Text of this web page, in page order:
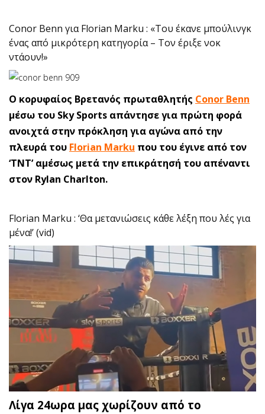
Conor Benn για Florian Marku : «Του έκανε μπούλινγκ
ένας από μικρότερη κατηγορία – Τον έριξε νοκ
ντάουν!»
O κορυφαίος Βρετανός πρωταθλητής Conor Benn
μέσω του Sky Sports απάντησε για πρώτη φορά
ανοιχτά στην πρόκληση για αγώνα από την
πλευρά του Florian Marku που του έγινε από τον
‘TNT’ αμέσως μετά την επικράτησή του απέναντι
στον Rylan Charlton.
Florian Marku : ‘Θα μετανιώσεις κάθε λέξη που λές για
μένα!’ (vid)
Λίγα 24ωρα μας χωρίζουν από το